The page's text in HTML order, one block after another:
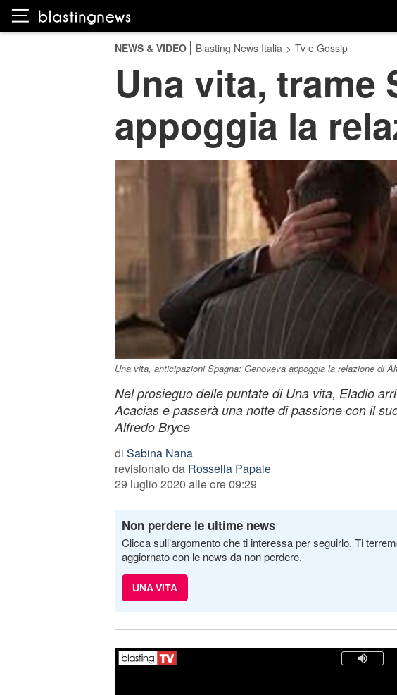
NEWS & VIDEO Blasting News Italia > Tv e Gossip
Una vita, trame
appoggia la
Una vita, anticipazioni Spagna: Genoveva appoggia la relazione di
Nel prosieguo delle puntate di Una vita, Eladio
Acacias e passerà una notte di passione con il
Alfredo Bryce
di Sabina Nana
revisionato da Rossella Papale
29 luglio 2020 alle ore 09:29
Non perdere le ultime news
Clicca sull’argomento che ti interessa per seguirlo. Ti
aggiornato con le news da non perdere.
UNA VITA